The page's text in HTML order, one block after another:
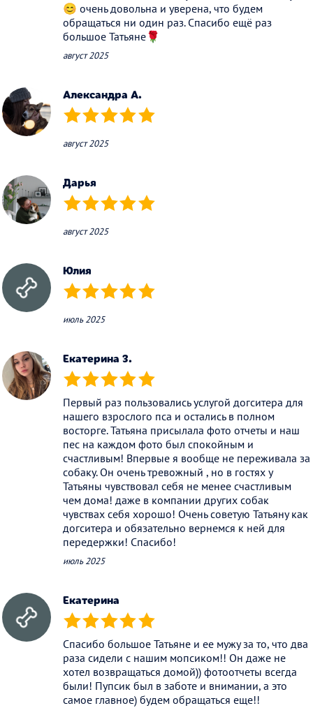
😊 очень довольна и уверена, что будем
обращаться ни один раз. Спасибо ещё раз
большое Татьяне🌹
август 2025
Александра А.
(*) (*) (*) (*) (*)
август 2025
Дарья
(*) (*) (*) (*) (*)
август 2025
Юлия
(*) (*) (*) (*) (*)
июль 2025
Екатерина З.
(*) (*) (*) (*) (*)
Первый раз пользовались услугой догситера для
нашего взрослого пса и остались в полном
восторге. Татьяна присылала фото отчеты и наш
пес на каждом фото был спокойным и
счастливым! Впервые я вообще не переживала за
собаку. Он очень тревожный , но в гостях у
Татьяны чувствовал себя не менее счастливым
чем дома! даже в компании других собак
чувствах себя хорошо! Очень советую Татьяну как
догситера и обязательно вернемся к ней для
передержки! Спасибо!
июль 2025
Екатерина
(*) (*) (*) (*) (*)
Спасибо большое Татьяне и ее мужу за то, что два
раза сидели с нашим мопсиком!! Он даже не
хотел возвращаться домой)) фотоотчеты всегда
были! Пупсик был в заботе и внимании, а это
самое главное) будем обращаться еще!!